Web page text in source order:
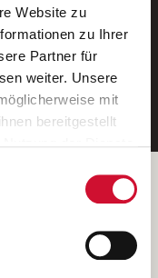
Website zu
zu Ihrer
Partner für
weiter. Unsere
mit
bereitgestellt
so stimmen
zu. Sie können
widerrufen,
und diese
von AWO